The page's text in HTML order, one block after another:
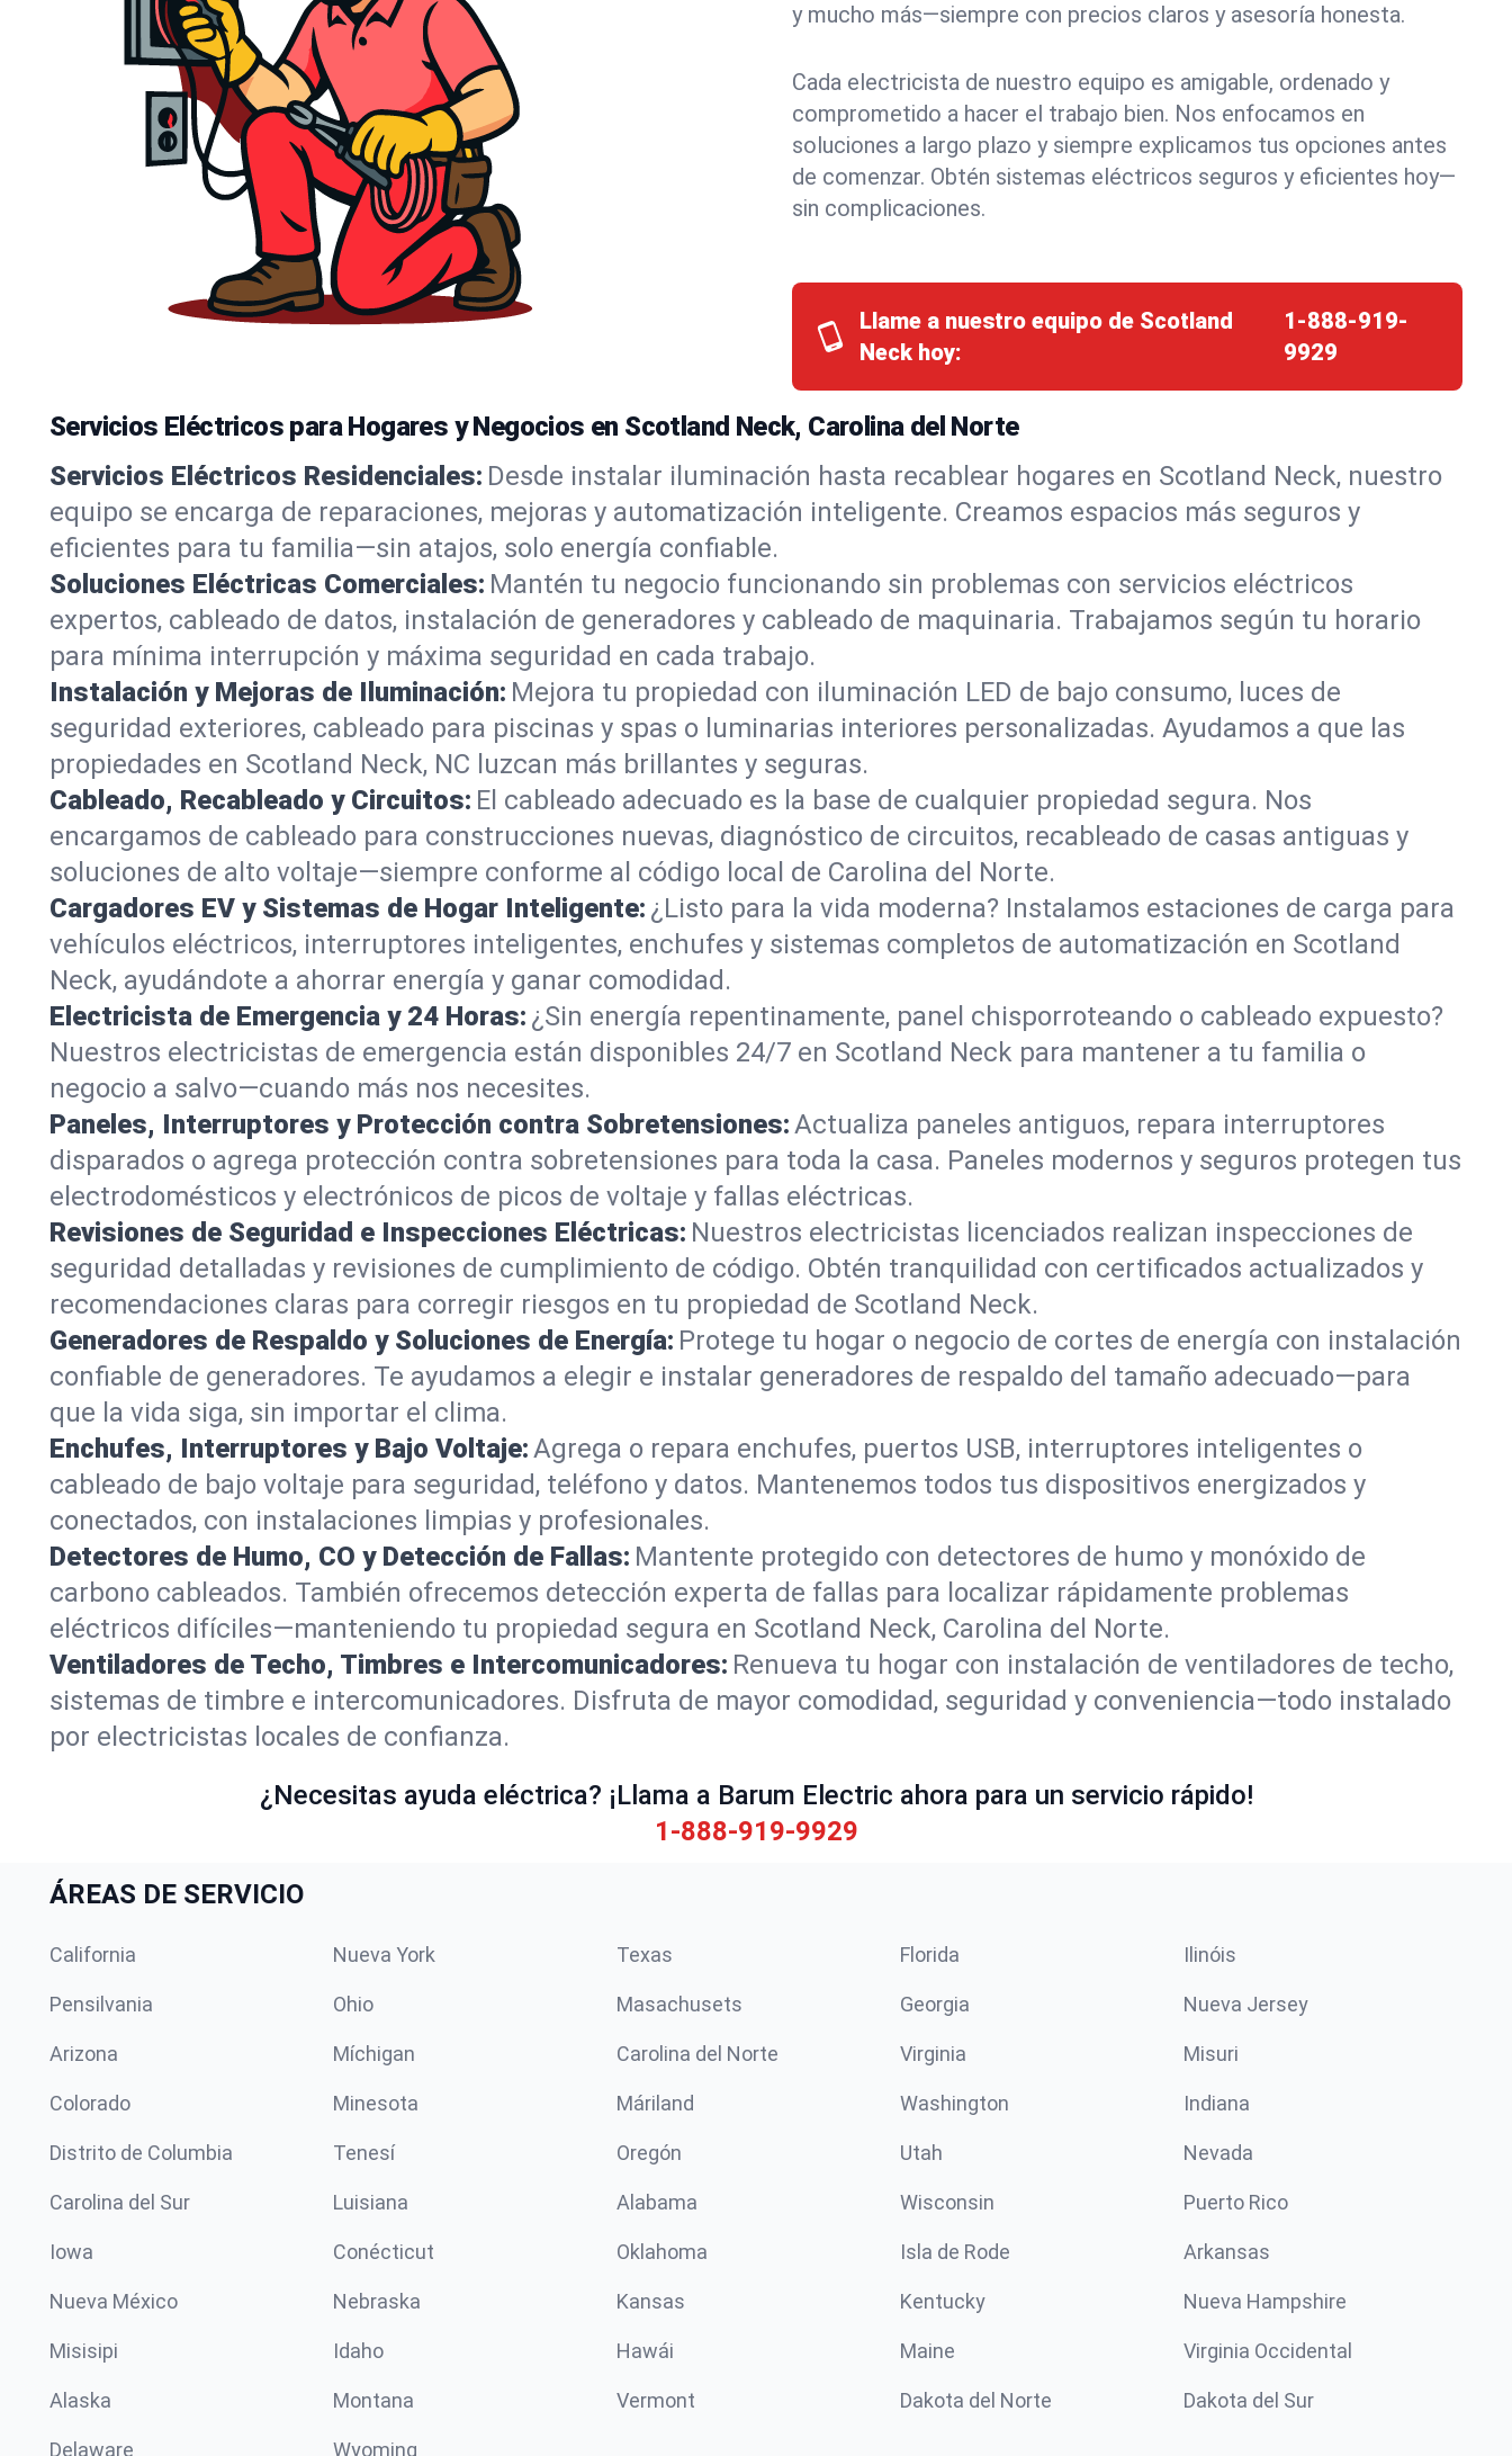
y mucho más—siempre con precios claros y asesoría honesta.
Cada electricista de nuestro equipo es amigable, ordenado y
comprometido a hacer el trabajo bien. Nos enfocamos en
soluciones a largo plazo y siempre explicamos tus opciones antes
de comenzar. Obtén sistemas eléctricos seguros y eficientes hoy—
sin complicaciones.
Llame a nuestro equipo de Scotland
Neck hoy:
1-888-919-
9929
Servicios Eléctricos para Hogares y Negocios en Scotland Neck, Carolina del Norte
Servicios Eléctricos Residenciales: Desde instalar iluminación hasta recablear hogares en Scotland Neck, nuestro
equipo se encarga de reparaciones, mejoras y automatización inteligente. Creamos espacios más seguros y
eficientes para tu familia—sin atajos, solo energía confiable.
Soluciones Eléctricas Comerciales: Mantén tu negocio funcionando sin problemas con servicios eléctricos
expertos, cableado de datos, instalación de generadores y cableado de maquinaria. Trabajamos según tu horario
para mínima interrupción y máxima seguridad en cada trabajo.
Instalación y Mejoras de Iluminación: Mejora tu propiedad con iluminación LED de bajo consumo, luces de
seguridad exteriores, cableado para piscinas y spas o luminarias interiores personalizadas. Ayudamos a que las
propiedades en Scotland Neck, NC luzcan más brillantes y seguras.
Cableado, Recableado y Circuitos: El cableado adecuado es la base de cualquier propiedad segura. Nos
encargamos de cableado para construcciones nuevas, diagnóstico de circuitos, recableado de casas antiguas y
soluciones de alto voltaje—siempre conforme al código local de Carolina del Norte.
Cargadores EV y Sistemas de Hogar Inteligente: ¿Listo para la vida moderna? Instalamos estaciones de carga para
vehículos eléctricos, interruptores inteligentes, enchufes y sistemas completos de automatización en Scotland
Neck, ayudándote a ahorrar energía y ganar comodidad.
Electricista de Emergencia y 24 Horas: ¿Sin energía repentinamente, panel chisporroteando o cableado expuesto?
Nuestros electricistas de emergencia están disponibles 24/7 en Scotland Neck para mantener a tu familia o
negocio a salvo—cuando más nos necesites.
Paneles, Interruptores y Protección contra Sobretensiones:Actualiza paneles antiguos, repara interruptores
disparados o agrega protección contra sobretensiones para toda la casa. Paneles modernos y seguros protegen tus
electrodomésticos y electrónicos de picos de voltaje y fallas eléctricas.
Revisiones de Seguridad e Inspecciones Eléctricas: Nuestros electricistas licenciados realizan inspecciones de
seguridad detalladas y revisiones de cumplimiento de código. Obtén tranquilidad con certificados actualizados y
recomendaciones claras para corregir riesgos en tu propiedad de Scotland Neck.
Generadores de Respaldo y Soluciones de Energía: Protege tu hogar o negocio de cortes de energía con instalación
confiable de generadores. Te ayudamos a elegir e instalar generadores de respaldo del tamaño adecuado—para
que la vida siga, sin importar el clima.
Enchufes, Interruptores y Bajo Voltaje:Agrega o repara enchufes, puertos USB, interruptores inteligentes o
cableado de bajo voltaje para seguridad, teléfono y datos. Mantenemos todos tus dispositivos energizados y
conectados, con instalaciones limpias y profesionales.
Detectores de Humo, CO y Detección de Fallas: Mantente protegido con detectores de humo y monóxido de
carbono cableados. También ofrecemos detección experta de fallas para localizar rápidamente problemas
eléctricos difíciles—manteniendo tu propiedad segura en Scotland Neck, Carolina del Norte.
Ventiladores de Techo, Timbres e Intercomunicadores: Renueva tu hogar con instalación de ventiladores de techo,
sistemas de timbre e intercomunicadores. Disfruta de mayor comodidad, seguridad y conveniencia—todo instalado
por electricistas locales de confianza.
¿Necesitas ayuda eléctrica? ¡Llama a Barum Electric ahora para un servicio rápido!
1-888-919-9929
ÁREAS DE SERVICIO
California Nueva York Texas Florida Ilinóis
Pensilvania Ohio Masachusets Georgia Nueva Jersey
Arizona Míchigan Carolina del Norte Virginia Misuri
Colorado Minesota Máriland Washington Indiana
Distrito de Columbia Tenesí Oregón Utah Nevada
Carolina del Sur Luisiana Alabama Wisconsin Puerto Rico
Iowa Conécticut Oklahoma Isla de Rode Arkansas
Nueva México Nebraska Kansas Kentucky Nueva Hampshire
Misisipi Idaho Hawái Maine Virginia Occidental
Alaska Montana Vermont Dakota del Norte Dakota del Sur
Delaware Wyoming